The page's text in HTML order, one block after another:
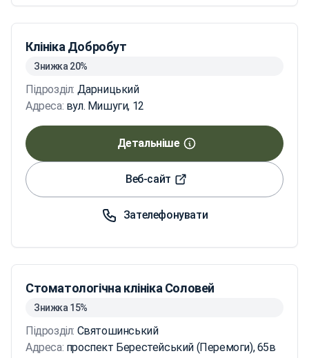
Клініка Добробут
Знижка 20%
Підрозділ: Дарницький
Адреса: вул. Мишуги, 12
Детальніше
Веб-сайт
Зателефонувати
Стоматологічна клініка Соловей
Знижка 15%
Підрозділ: Святошинський
Адреса: проспект Берестейський (Перемоги), 65в